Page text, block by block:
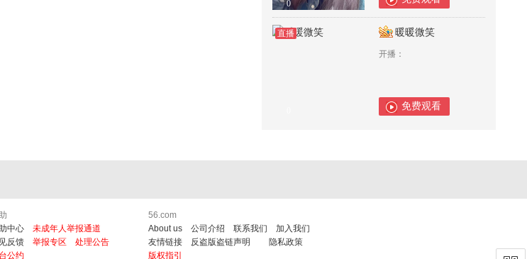
0
直播 暖暖微笑
开播：
免费观看
中心
未成年人举报通道
反馈
举报专区
处理公告
公约
56.com
About us
公司介绍 联系我们
加入我们
友情链接
反盗版盗链声明
隐私政策
版权指引